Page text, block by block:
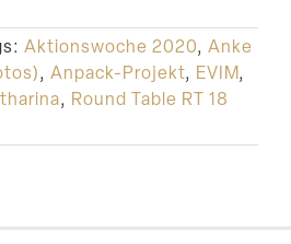
Suche
Aktionswoche 2020, Anke
, Anpack-Projekt, EVIM,
, Round Table RT 18